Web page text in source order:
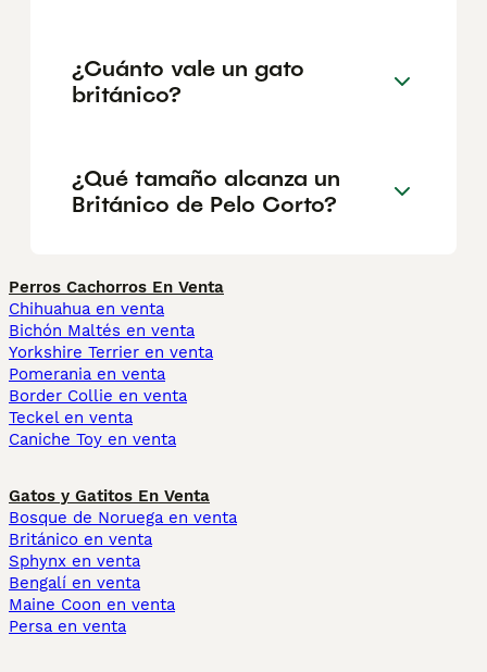
¿Cuánto vale un gato
británico?
¿Qué tamaño alcanza un
Británico de Pelo Corto?
Perros Cachorros En Venta
Chihuahua en venta
Bichón Maltés en venta
Yorkshire Terrier en venta
Pomerania en venta
Border Collie en venta
Teckel en venta
Caniche Toy en venta
Gatos y Gatitos En Venta
Bosque de Noruega en venta
Británico en venta
Sphynx en venta
Bengalí en venta
Maine Coon en venta
Persa en venta